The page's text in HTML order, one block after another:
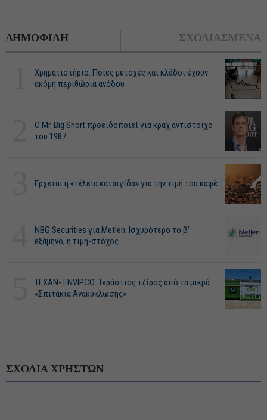
ΔΗΜΟΦΙΛΗ ΣΧΟΛΙΑΣΜΕΝΑ
Χρηματιστήριο: Ποιες μετοχές και κλάδοι έχουν
ακόμη περιθώρια ανόδου
O Mr. Big Short προειδοποιεί για κραχ αντίστοιχο
του 1987
Ερχεται η «τέλεια καταιγίδα» για την τιμή του καφέ
NBG Securities για Metlen: Ισχυρότερο το β'
εξάμηνο, η τιμή-στόχος
ΤΕΧΑΝ- ENVIPCO: Τεράστιος τζίρος από τα μικρά
«Σπιτάκια Ανακύκλωσης»
ΣΧΟΛΙΑ ΧΡΗΣΤΩΝ